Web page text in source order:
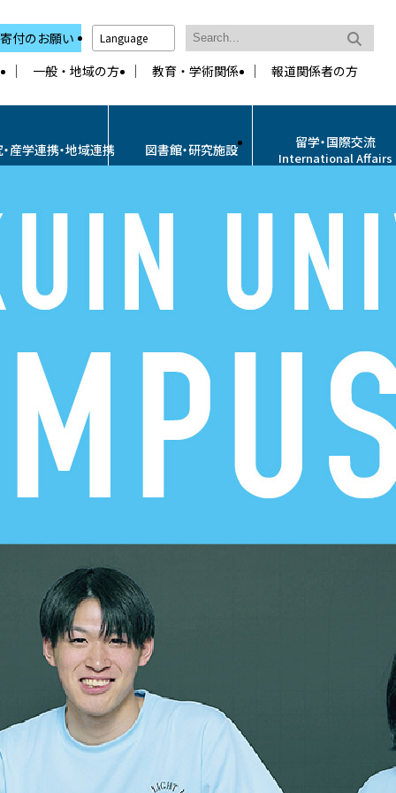
付のお願い Language
一般・地域の方 教育・学術関係 報道関係者の方
産学連携・地域連携 図書館・研究施設 留学・国際交流
International Affairs